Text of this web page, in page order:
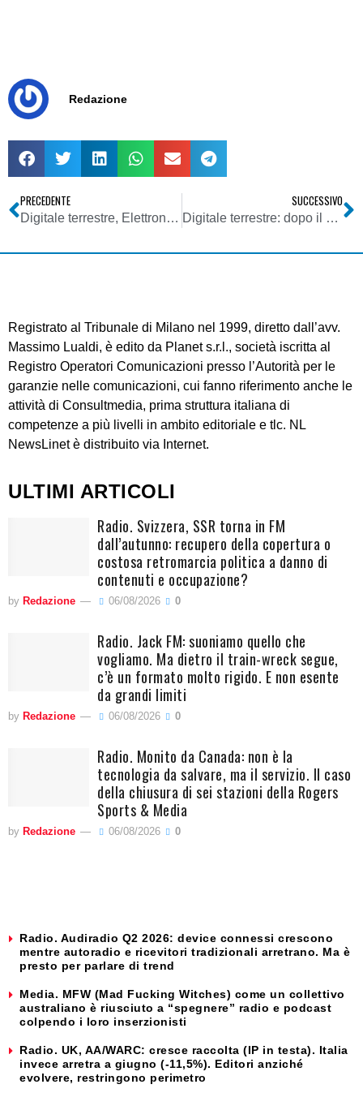
Redazione
PRECEDENTE
Digitale terrestre, Elettronica Industriale (Mediaset) rinnova accordo con Eutelsat per interconnessione diffusori DVB-T
SUCCESSIVO
Digitale terrestre: dopo il problema LCN compare lo spettro del conflitto PID
Registrato al Tribunale di Milano nel 1999, diretto dall’avv.
Massimo Lualdi, è edito da Planet s.r.l., società iscritta al
Registro Operatori Comunicazioni presso l’Autorità per le
garanzie nelle comunicazioni, cui fanno riferimento anche le
attività di Consultmedia, prima struttura italiana di
competenze a più livelli in ambito editoriale e tlc. NL
NewsLinet è distribuito via Internet.
ULTIMI ARTICOLI
Radio. Svizzera, SSR torna in FM
dall’autunno: recupero della copertura o
costosa retromarcia politica a danno di
contenuti e occupazione?
by Redazione 06/08/2026 0
Radio. Jack FM: suoniamo quello che
vogliamo. Ma dietro il train-wreck segue,
c’è un formato molto rigido. E non esente
da grandi limiti
by Redazione 06/08/2026 0
Radio. Monito da Canada: non è la
tecnologia da salvare, ma il servizio. Il caso
della chiusura di sei stazioni della Rogers
Sports & Media
by Redazione 06/08/2026 0
Radio. Audiradio Q2 2026: device connessi crescono
mentre autoradio e ricevitori tradizionali arretrano. Ma è
presto per parlare di trend
Media. MFW (Mad Fucking Witches) come un collettivo
australiano è riusciuto a “spegnere” radio e podcast
colpendo i loro inserzionisti
Radio. UK, AA/WARC: cresce raccolta (IP in testa). Italia
invece arretra a giugno (-11,5%). Editori anziché
evolvere, restringono perimetro